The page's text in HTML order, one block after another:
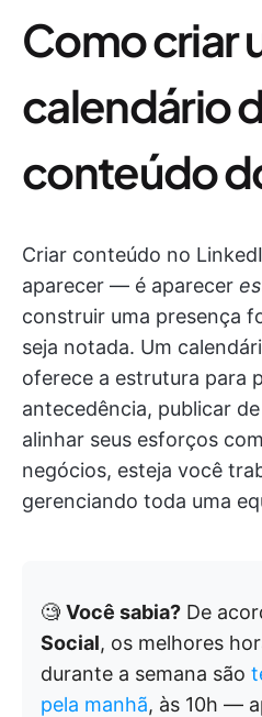
Como criar
calendário
conteúdo
Criar conteúdo no
aparecer — é aparecer
construir uma presença
seja notada. Um
oferece a estrutura para
antecedência, publicar
alinhar seus esforços
negócios, esteja você
gerenciando toda uma
🧐 Você sabia? De
Social, os melhores
durante a semana são
pela manhã, às 10h —